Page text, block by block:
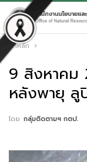
หน้าหลัก
9 สิงหาคม
หลังพายุ ลู
โดย กลุ่มติดตามฯ กตป.